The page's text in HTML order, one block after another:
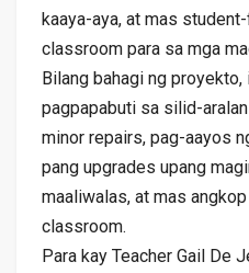
kaaya-aya, at mas
classroom para sa mga
Bilang bahagi ng proyekto,
pagpapabuti sa silid-
minor repairs, pag-aayos
pang upgrades upang
maaliwalas, at mas
classroom.
Para kay Teacher Gail De